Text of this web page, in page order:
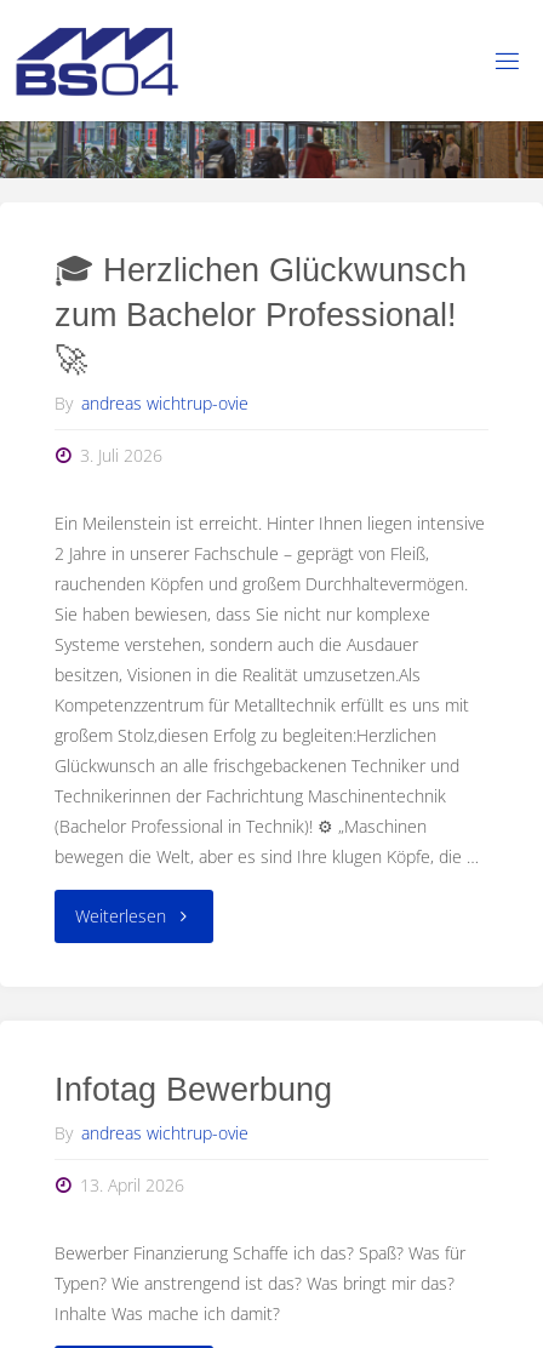
content
ER
UF
E
SC
- U
ND
M
AS
CH
I N
EN
BA
U
🎓 Herzlichen Glückwunsch
zum Bachelor Professional!
🚀
By andreas wichtrup-ovie
3. Juli 2026
Ein Meilenstein ist erreicht. Hinter Ihnen liegen intensive
2 Jahre in unserer Fachschule – geprägt von Fleiß,
rauchenden Köpfen und großem Durchhaltevermögen.
Sie haben bewiesen, dass Sie nicht nur komplexe
Systeme verstehen, sondern auch die Ausdauer
besitzen, Visionen in die Realität umzusetzen.Als
Kompetenzzentrum für Metalltechnik erfüllt es uns mit
großem Stolz,diesen Erfolg zu begleiten:Herzlichen
Glückwunsch an alle frischgebackenen Techniker und
Technikerinnen der Fachrichtung Maschinentechnik
(Bachelor Professional in Technik)! ⚙️ „Maschinen
bewegen die Welt, aber es sind Ihre klugen Köpfe, die …
Weiterlesen"🎓
Bachelor
Professional!
Infotag Bewerbung
By andreas wichtrup-ovie
13. April 2026
Bewerber Finanzierung Schaffe ich das? Spaß? Was für
Typen? Wie anstrengend ist das? Was bringt mir das?
Inhalte Was mache ich damit?